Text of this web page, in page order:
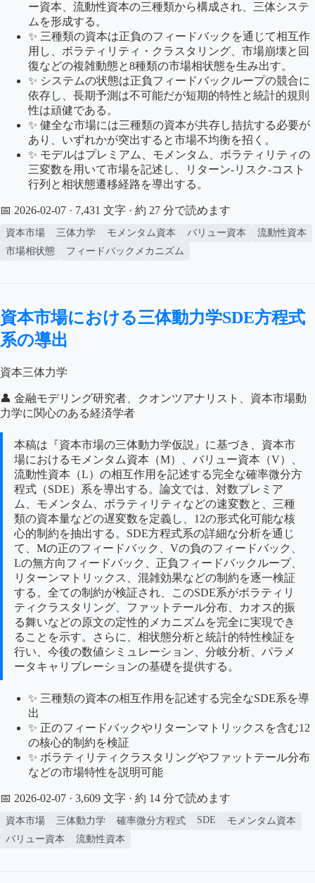
ー資本、流動性資本の三種類から構成され、三体システ
ムを形成する。
✨ 三種類の資本は正負のフィードバックを通じて相互作
用し、ボラティリティ・クラスタリング、市場崩壊と回
復などの複雑動態と8種類の市場相状態を生み出す。
✨ システムの状態は正負フィードバックループの競合に
依存し、長期予測は不可能だが短期的特性と統計的規則
性は頑健である。
✨ 健全な市場には三種類の資本が共存し拮抗する必要が
あり、いずれかが突出すると市場不均衡を招く。
✨ モデルはプレミアム、モメンタム、ボラティリティの
三変数を用いて市場を記述し、リターン-リスク-コスト
行列と相状態遷移経路を導出する。
📅 2026-02-07 · 7,431 文字 · 約 27 分で読めます
資本市場 三体力学 モメンタム資本 バリュー資本
流動性資本
市場相状態
フィードバックメカニズム
資本市場における三体動力学SDE方程式
系の導出
資本三体力学
👤 金融モデリング研究者、クオンツアナリスト、資本市場動
力学に関心のある経済学者
本稿は『資本市場の三体動力学仮説』に基づき、資本市
場におけるモメンタム資本（M）、バリュー資本（V）、
流動性資本（L）の相互作用を記述する完全な確率微分方
程式（SDE）系を導出する。論文では、対数プレミア
ム、モメンタム、ボラティリティなどの速変数と、三種
類の資本量などの遅変数を定義し、12の形式化可能な核
心的制約を抽出する。SDE方程式系の詳細な分析を通じ
て、Mの正のフィードバック、Vの負のフィードバック、
Lの無方向フィードバック、正負フィードバックループ、
リターンマトリックス、混雑効果などの制約を逐一検証
する。全ての制約が検証され、このSDE系がボラティリ
ティクラスタリング、ファットテール分布、カオス的振
る舞いなどの原文の定性的メカニズムを完全に実現でき
ることを示す。さらに、相状態分析と統計的特性検証を
行い、今後の数値シミュレーション、分岐分析、パラメ
ータキャリブレーションの基礎を提供する。
✨ 三種類の資本の相互作用を記述する完全なSDE系を導
出
✨ 正のフィードバックやリターンマトリックスを含む12
の核心的制約を検証
✨ ボラティリティクラスタリングやファットテール分布
などの市場特性を説明可能
📅 2026-02-07 · 3,609 文字 · 約 14 分で読めます
資本市場 三体動力学 確率微分方程式 SDE
モメンタム資本
バリュー資本
流動性資本